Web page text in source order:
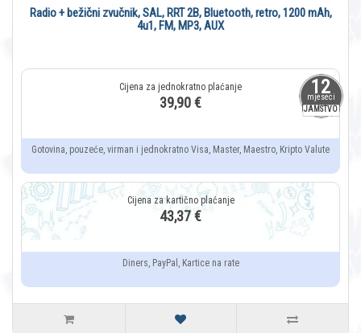
12
mjeseci
JAMSTVO
Radio + bežični zvučnik, SAL, RRT 2B, Bluetooth, retro, 1200 mAh,
4u1, FM, MP3, AUX
39,90 €
Gotovina, pouzeće, virman i jednokratno Visa, Master, Maestro, Kripto Valute
43,37 €
Diners, PayPal, Kartice na rate